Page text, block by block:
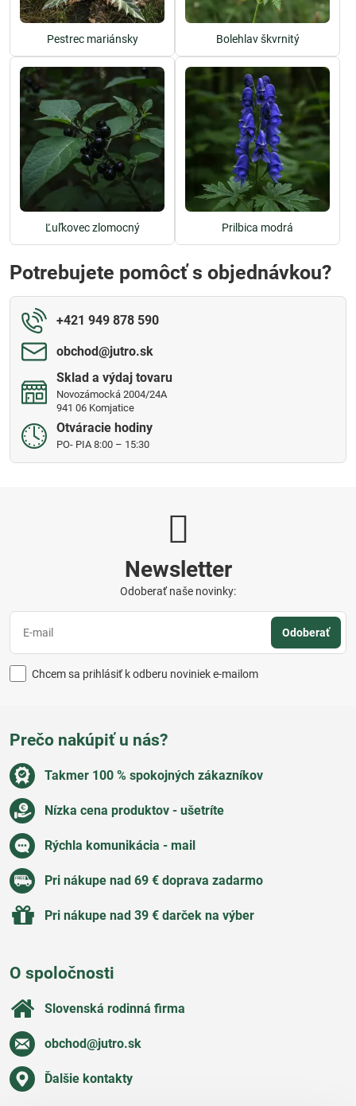
Pestrec mariánsky Bolehlav škvrnitý
Ľuľkovec zlomocný Prilbica modrá
Potrebujete pomôcť s objednávkou?
+421 949 878 590
obchod​@jutro​.sk
Sklad a výdaj tovaru
Novozámocká 2004/24A
941 06 Komjatice
Otváracie hodiny
PO- PIA 8:00 – 15:30
Newsletter
Odoberať naše novinky:
Odoberať
Chcem sa prihlásiť k odberu noviniek e-mailom
Prečo nakúpiť u nás?
Takmer 100 % spokojných zákazníkov
Nízka cena produktov - ušetríte
Rýchla komunikácia - mail
Pri nákupe nad 69 € doprava zadarmo
Pri nákupe nad 39 € darček na výber
O spoločnosti
Slovenská rodinná firma
obchod​@jutro​.sk
Ďalšie kontakty